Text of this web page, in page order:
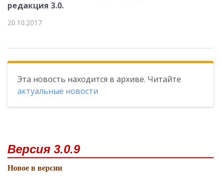
редакция 3.0.
20.10.2017
Эта новость находится в архиве. Читайте
актуальные новости
Версия 3.0.9
Новое в версии